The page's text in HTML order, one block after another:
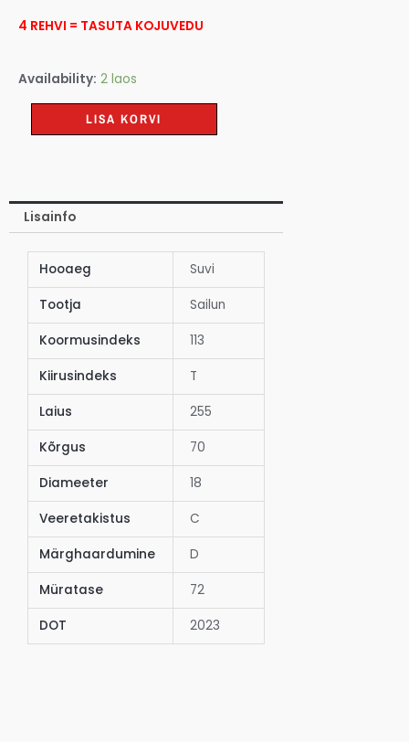
4 REHVI = TASUTA KOJUVEDU
Availability: 2 laos
LISA KORVI
Lisainfo
Hooaeg Suvi
Tootja Sailun
Koormusindeks 113
Kiirusindeks T
Laius 255
Kõrgus 70
Diameeter 18
Veeretakistus C
Märghaardumine D
Müratase 72
DOT 2023